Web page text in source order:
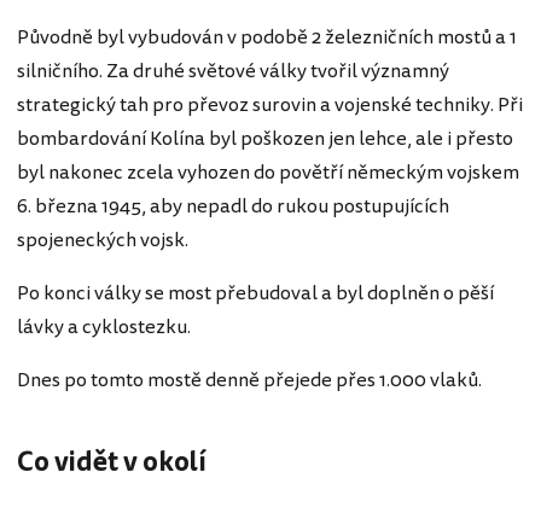
Původně byl vybudován v podobě 2 železničních mostů a 1
silničního. Za druhé světové války tvořil významný
strategický tah pro převoz surovin a vojenské techniky. Při
bombardování Kolína byl poškozen jen lehce, ale i přesto
byl nakonec zcela vyhozen do povětří německým vojskem
6. března 1945, aby nepadl do rukou postupujících
spojeneckých vojsk.
Po konci války se most přebudoval a byl doplněn o pěší
lávky a cyklostezku.
Dnes po tomto mostě denně přejede přes 1.000 vlaků.
Co vidět v okolí